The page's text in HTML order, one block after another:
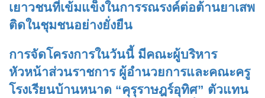
เยาวชนที่เข้มแข็งในการรณรงค์ต่อต้านยาเสพ
ติดในชุมชนอย่างยั่งยืน
การจัดโครงการในวันนี้ มีคณะผู้บริหาร
หัวหน้าส่วนราชการ ผู้อำนวยการและคณะครู
โรงเรียนบ้านหนาด “คุรุราษฎร์อุทิศ” ตัวแทน